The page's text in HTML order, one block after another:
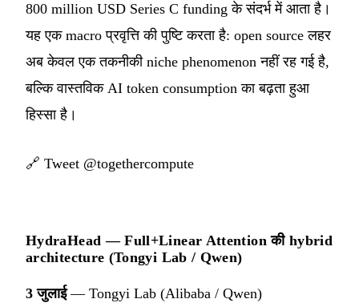
800 million USD Series C funding के संदर्भ में आता है।
यह एक macro प्रवृत्ति की पुष्टि करता है: open source लहर
अब केवल एक तकनीकी niche phenomenon नहीं रह गई है,
बल्कि वास्तविक AI token consumption का बढ़ता हुआ
हिस्सा है।
🔗 Tweet @togethercompute
HydraHead — Full+Linear Attention की hybrid
architecture (Tongyi Lab / Qwen)
3 जुलाई— Tongyi Lab (Alibaba / Qwen)